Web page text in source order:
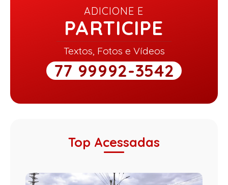
ADICIONE E
PARTICIPE
Textos, Fotos e Vídeos
77 99992-3542
Top Acessadas